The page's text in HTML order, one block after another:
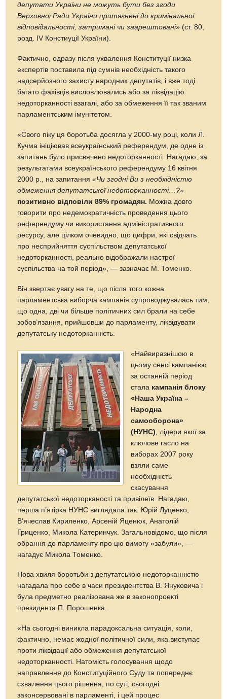
депутати України не можуть бути без згоди
Верховної Ради України притягнені до кримінальної
відповідальності, затримані чи заарештовані» (ст. 80,
розд. IV Констиуції України).
Фактично, одразу після ухвалення Конституції низка
експертів поставила під сумнів необхідність такого
надсерйозного захисту народних депутатів, і вже тоді
багато фахівців висловлювались або за ліквідацію
недоторканності взагалі, або за обмеження її так званим
парламентським імунітетом.
«Свого піку ця боротьба досягла у 2000-му році, коли Л.
Кучма ініціював всеукраїнський референдум, де одне із
запитань було присвячено недоторканності. Нагадаю, за
результатами всеукраїнського референдуму 16 квітня
2000 р., на запитання«Чи згодні Ви з необхідністю
обмеження депутатської недоторканності…?»
позитивно відповіли 89% громадян. Можна довго
говорити про недемократичність проведення цього
референдуму чи використання адміністративного
ресурсу, але цілком очевидно, що цифри, які свідчать
про несприйняття суспільством депутатської
недоторканності, реально відображали настрої
суспільства на той період», — зазначає М. Томенко.
Він звертає увагу на те, що після того кожна
парламентська виборча кампанія супроводжувалась тим,
що одна, дві чи більше політичних сил брали на себе
зобов’язання, прийшовши до парламенту, ліквідувати
депутатську недоторканність.
«Найвиразнішою в
цьому сенсі кампанією
за останній період
стала кампанія блоку
«Наша Україна –
Народна
самооборона»
(НУНС) , лідери якої за
ключове гасло на
виборах 2007 року
взяли саме
необхідність
скасування
депутатської недоторканості та привілеїв. Нагадаю,
перша п’ятірка НУНС виглядала так: Юрій Луценко,
В’ячеслав Кириленко, Арсеній Яценюк, Анатолій
Гриценко, Микола Катеринчук. Загальновідомо, що після
обрання до парламенту про цю вимогу «забули», —
нагадує Микола Томенко.
Нова хвиля боротьби з депутатською недоторканністю
нагадала про себе в часи президентства В. Януковича і
була предметно реалізована же в законопроекті
президента П. Порошенка.
«На сьогодні виникла парадоксальна ситуація, коли,
фактично, немає жодної політичної сили, яка виступає
проти ліквідації або обмеження депутатської
недоторканності. Натомість голосування щодо
направлення до Конституційного Суду та попереднє
схвалення цього рішення, по суті, сьогодні
законсервовані в парламенті, і цей процес